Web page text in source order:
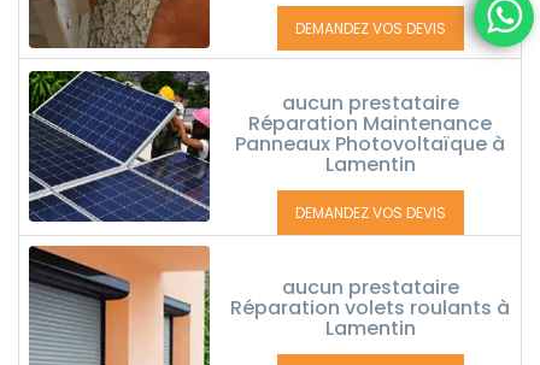
DEMANDEZ VOS DEVIS
aucun prestataire
Réparation Maintenance
Panneaux Photovoltaïque à
Lamentin
DEMANDEZ VOS DEVIS
aucun prestataire
Réparation volets roulants à
Lamentin